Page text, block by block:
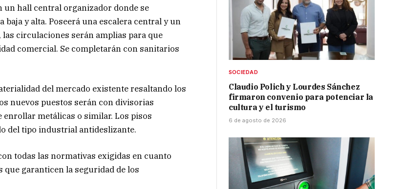
hall central organizador donde se
y alta. Poseerá una escalera central y un
circulaciones serán amplias para que
comercial. Se completarán con sanitarios
del mercado existente resaltando los
nuevos puestos serán con divisorias
metálicas o similar. Los pisos
del tipo industrial antideslizante.
todas las normativas exigidas en cuanto
garanticen la seguridad de los
SOCIEDAD
Claudio Polich y Lourdes Sánchez
firmaron convenio para potenciar la
cultura y el turismo
6 de agosto de 2026